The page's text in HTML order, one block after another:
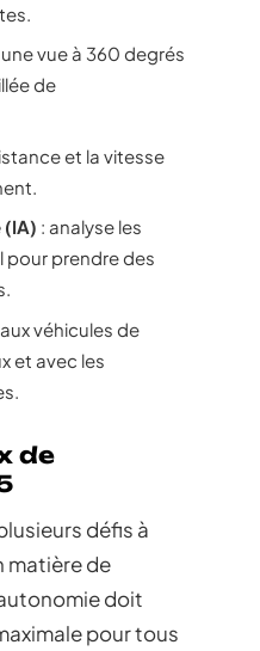
vue à 360 degrés
de
et la vitesse
: analyse les
pour prendre des
véhicules de
et avec les
de
défis à
matière de
doit
pour tous